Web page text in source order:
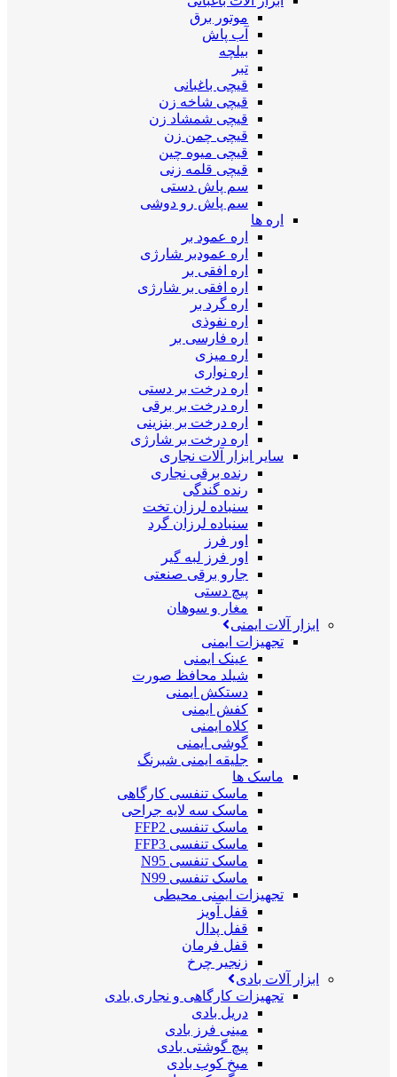
موتور برق
آب پاش
بیلچه
تبر
قیچی باغبانی
قیچی شاخه زن
قیچی شمشاد زن
قیچی چمن زن
قیچی میوه چین
قیچی قلمه زنی
سم پاش دستی
سم پاش رو دوشی
اره ها
اره عمود بر
اره عمودبر شارژی
اره افقی بر
اره افقی بر شارژی
اره گرد بر
اره نفوذی
اره فارسی بر
اره میزی
اره نواری
اره درخت بر دستی
اره درخت بر برقی
اره درخت بر بنزینی
اره درخت بر شارژی
سایر ابزار آلات نجاری
رنده برقی نجاری
رنده گندگی
سنباده لرزان تخت
سنباده لرزان گرد
اور فرز
اور فرز لبه گیر
جارو برقی صنعتی
پیچ دستی
مغار و سوهان
ابزار آلات ایمنی
تجهیزات ایمنی
عینک ایمنی
شیلد محافظ صورت
دستکش ایمنی
کفش ایمنی
کلاه ایمنی
گوشی ایمنی
جلیقه ایمنی شبرنگ
ماسک ها
ماسک تنفسی کارگاهی
ماسک سه لایه جراحی
ماسک تنفسی FFP2
ماسک تنفسی FFP3
ماسک تنفسی N95
ماسک تنفسی N99
تجهیزات ایمنی محیطی
قفل آویز
قفل پدال
قفل فرمان
زنجیر چرخ
ابزار آلات بادی
تجهیزات کارگاهی و نجاری بادی
دریل بادی
مینی فرز بادی
پیچ گوشتی بادی
میخ کوب بادی